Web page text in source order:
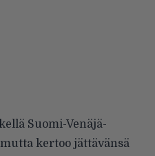
Suomi-Venäjä-
kertoo jättävänsä